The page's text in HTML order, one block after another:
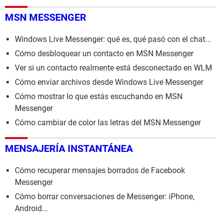
MSN MESSENGER
Windows Live Messenger: qué es, qué pasó con el chat...
Cómo desbloquear un contacto en MSN Messenger
Ver si un contacto realmente está desconectado en WLM
Cómo enviar archivos desde Windows Live Messenger
Cómo mostrar lo que estás escuchando en MSN
Messenger
Cómo cambiar de color las letras del MSN Messenger
MENSAJERÍA INSTANTÁNEA
Cómo recuperar mensajes borrados de Facebook
Messenger
Cómo borrar conversaciones de Messenger: iPhone,
Android...